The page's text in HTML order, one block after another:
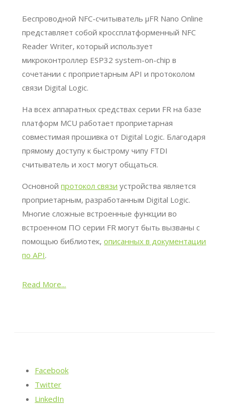
Беспроводной NFC-считыватель μFR Nano Online
представляет собой кроссплатформенный NFC
Reader Writer, который использует
микроконтроллер ESP32 system-on-chip в
сочетании с проприетарным API и протоколом
связи Digital Logic.
На всех аппаратных средствах серии FR на базе
платформ MCU работает проприетарная
совместимая прошивка от Digital Logic. Благодаря
прямому доступу к быстрому чипу FTDI
считыватель и хост могут общаться.
Основнойпротокол связи устройства является
проприетарным, разработанным Digital Logic.
Многие сложные встроенные функции во
встроенном ПО серии FR могут быть вызваны с
помощью библиотек,описанных в документации
по API.
Read More...
Facebook
Twitter
LinkedIn